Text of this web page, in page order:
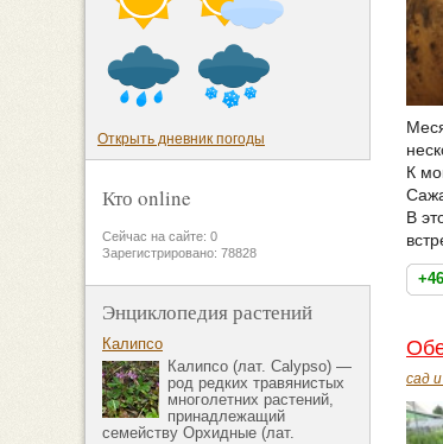
К
В
+46
сад
Открыть дневник погоды
Кто online
Сейчас на сайте: 0
Зарегистрировано: 78828
Энциклопедия растений
Калипсо
Калипсо (лат. Calypso) —
род редких травянистых
многолетних растений,
принадлежащий
семейству Орхидные (лат.